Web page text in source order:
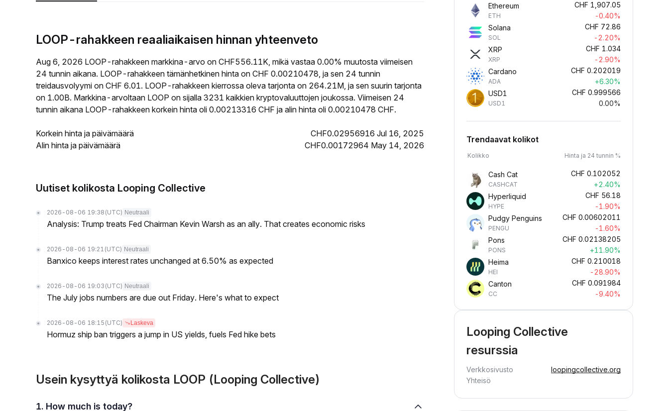
LOOP-rahakkeen reaaliaikaisen hinnan yhteenveto
Aug 6, 2026 LOOP-rahakkeen markkina-arvo on CHF556.11K, mikä vastaa 0.00% muutosta viimeisen
24 tunnin aikana. LOOP-rahakkeen tämänhetkinen hinta on CHF 0.00210478, ja sen 24 tunnin
treidausvolyymi on CHF 6.01. LOOP-rahakkeen kierrossa oleva tarjonta on 264.21M, ja sen suurin tarjonta
on 1.00B. Markkina-arvoltaan LOOP on sijalla 3231 kaikkien kryptovaluuttojen joukossa. Viimeisen 24
tunnin aikana LOOP-rahakkeen korkein hinta oli 0.00213316 CHF ja alin hinta oli 0.00210478 CHF.
Korkein hinta ja päivämäärä
CHF0.02956916 Jul 16, 2025
Alin hinta ja päivämäärä
CHF0.00172964 May 14, 2026
Uutiset kolikosta Looping Collective
2026-08-06 19:38 (UTC) Neutraali
Analysis: Trump treats Fed Chairman Kevin Warsh as an ally. That creates economic risks
2026-08-06 19:21 (UTC) Neutraali
Banxico keeps interest rates unchanged at 6.50% as expected
2026-08-06 19:03 (UTC) Neutraali
The July jobs numbers are due out Friday. Here's what to expect
2026-08-06 18:15 (UTC) Laskeva
Hormuz ship ban triggers a jump in US yields, fuels Fed hike bets
Usein kysyttyä kolikosta LOOP (Looping Collective)
1. How much is today?
Ethereum
ETH
CHF 1,907.05
-0.40%
Solana
SOL
CHF 72.86
-2.20%
XRP
XRP
CHF 1.034
-2.90%
Cardano
ADA
CHF 0.202019
+6.30%
USD1
USD1
CHF 0.999566
0.00%
Trendaavat kolikot
Kolikko Hinta ja 24 tunnin %
Cash Cat
CASHCAT
CHF 0.102052
+2.40%
Hyperliquid
HYPE
CHF 56.18
-1.90%
Pudgy Penguins
PENGU
CHF 0.00602011
-1.60%
Pons
PONS
CHF 0.02138205
+11.90%
Heima
HEI
CHF 0.210018
-28.90%
Canton
CC
CHF 0.091984
-9.40%
Looping Collective
resurssia
Verkkosivusto
loopingcollective.org
Yhteisö